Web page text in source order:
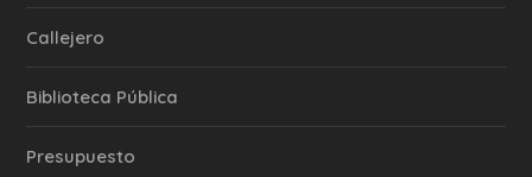
Callejero
Biblioteca Pública
Presupuesto